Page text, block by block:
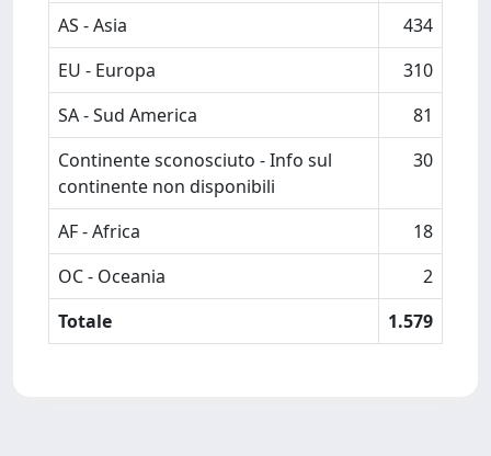
AS - Asia
434
EU - Europa
310
SA - Sud America
81
Continente sconosciuto - Info sul
continente non disponibili
30
AF - Africa
18
OC - Oceania
2
Totale
1.579